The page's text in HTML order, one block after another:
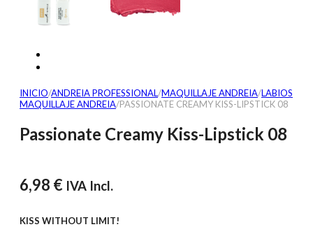
INICIO/ANDREIA PROFESSIONAL/MAQUILLAJE ANDREIA/LABIOS
MAQUILLAJE ANDREIA/PASSIONATE CREAMY KISS-LIPSTICK 08
Passionate Creamy Kiss-Lipstick 08
6,98 € IVA Incl.
KISS WITHOUT LIMIT!